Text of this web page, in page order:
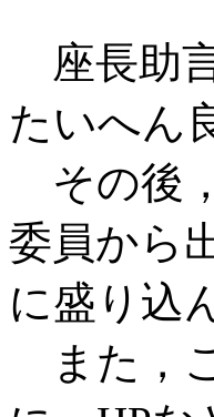
座長助
たいへん
その後
委員から
に盛り込
また，